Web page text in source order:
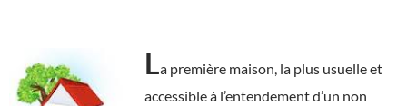
La première maison, la plus usuelle et
accessible à l’entendement d’un non